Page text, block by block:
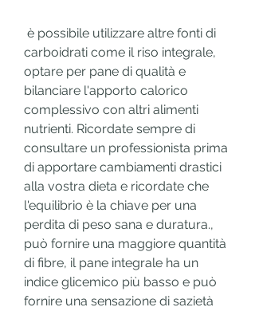
carboidrati come il riso integrale,
optare per pane di qualità e
bilanciare l'apporto calorico
complessivo con altri alimenti
nutrienti. Ricordate sempre di
consultare un professionista prima
di apportare cambiamenti drastici
alla vostra dieta e ricordate che
l'equilibrio è la chiave per una
perdita di peso sana e duratura.,
può fornire una maggiore quantità
di fibre, il pane integrale ha un
indice glicemico più basso e può
fornire una sensazione di sazietà